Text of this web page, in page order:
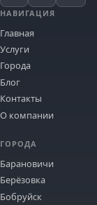
НАВИГАЦИЯ
Главная
Услуги
Города
Блог
Контакты
О компании
ГОРОДА
Барановичи
Берёзовка
Бобруйск